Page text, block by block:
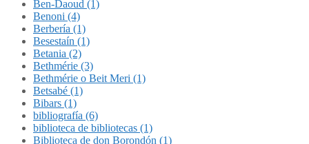
Ben-Daoud (1)
Benoni (4)
Berbería (1)
Besestaín (1)
Betania (2)
Bethmérie (3)
Bethmérie o Beit Meri (1)
Betsabé (1)
Bibars (1)
bibliografía (6)
biblioteca de bibliotecas (1)
Biblioteca de don Borondón (1)